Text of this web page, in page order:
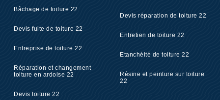
Bâchage de toiture 22
Devis fuite de toiture 22
Entreprise de toiture 22
Réparation et changement
toiture en ardoise 22
Devis toiture 22
Devis réparation de toiture 22
Entretien de toiture 22
Etanchéité de toiture 22
Résine et peinture sur toiture
22